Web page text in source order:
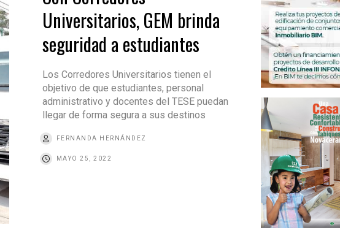
Universitarios, GEM brinda
seguridad a estudiantes
Los Corredores Universitarios tienen el
objetivo de que estudiantes, personal
administrativo y docentes del TESE puedan
llegar de forma segura a sus destinos
FERNANDA HERNÁNDEZ
MAYO 25, 2022